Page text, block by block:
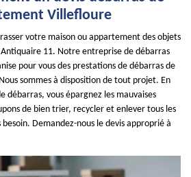
Villefloure
votre maison ou appartement des objets
11. Notre entreprise de débarras
pour vous des prestations de débarras de
sommes à disposition de tout projet. En
débarras, vous épargnez les mauvaises
de bien trier, recycler et enlever tous les
besoin. Demandez-nous le devis approprié à